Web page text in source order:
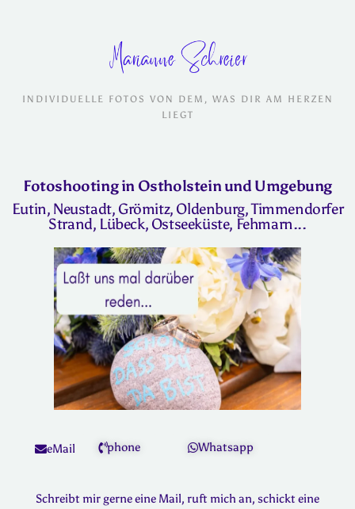
INDIVIDUELLE FOTOS VON DEM, WAS DIR AM HERZEN
LIEGT
Fotoshooting in Ostholstein und Umgebung
Eutin, Neustadt, Grömitz, Oldenburg, Timmendorfer
Strand, Lübeck, Ostseeküste, Fehmarn...
eMail phone Whatsapp
Schreibt mir gerne eine Mail, ruft mich an, schickt eine